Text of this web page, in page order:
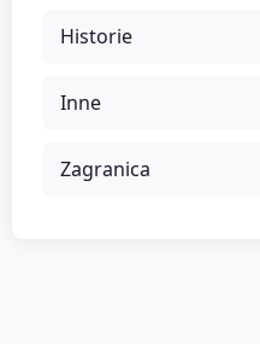
Historie
Inne
Zagranica